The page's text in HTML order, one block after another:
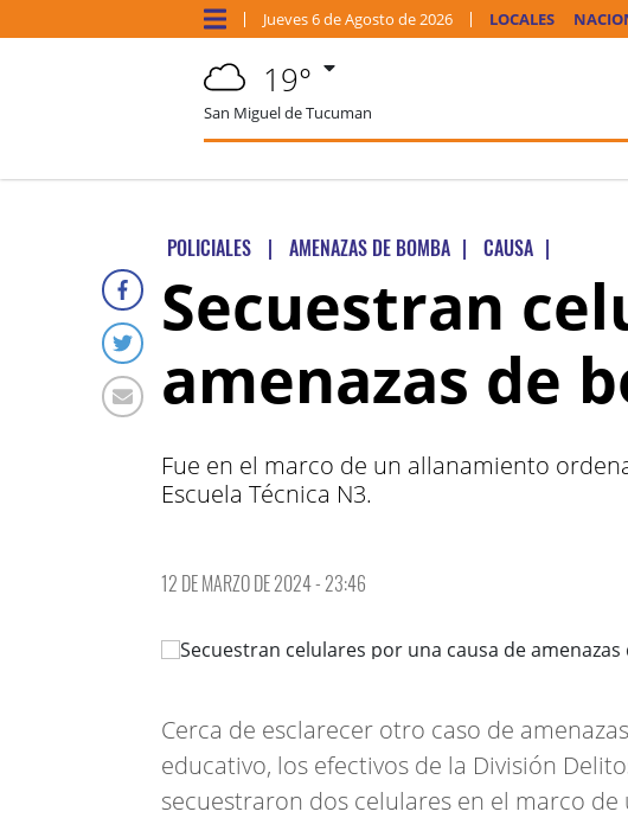
Jueves6 deAgosto de 2026 LOCALES
19°
San Miguel de Tucuman
POLICIALES | AMENAZAS DE BOMBA | CAUSA |
Secuestran
amenazas de
Fue en el marco de un allanamiento
Escuela Técnica N3.
12 DE MARZO DE 2024 - 23:46
Cerca de esclarecer otro caso de
educativo, los efectivos de la División
secuestraron dos celulares en el marco